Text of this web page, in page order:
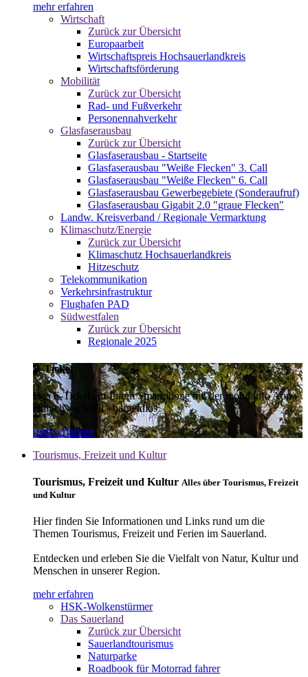
mehr erfahren
Wirtschaft
Zurück zur Übersicht
Europaarbeit
Wirtschaftspreis Hochsauerlandkreis
Wirtschaftsförderung
Mobilität
Zurück zur Übersicht
Rad- und Fußverkehr
Personennahverkehr
Glasfaserausbau
Zurück zur Übersicht
Glasfaserausbau - Startseite
Glasfaserausbau "Weiße Flecken" 3. Call
Glasfaserausbau "Weiße Flecken" 6. Call
Glasfaserausbau Gewerbegebiete (Sonderaufruf)
Glasfaserausbau Gigabit 2.0 "graue Flecken"
Landw. Kreisverband / Regionale Vermarktung
Klimaschutz/Energie
Zurück zur Übersicht
Klimaschutz Hochsauerlandkreis
Hitzeschutz
Telekommunikation
Verkehrsinfrastruktur
Flughafen PAD
Südwestfalen
Zurück zur Übersicht
Regionale 2025
E-Ticket
Das E-Ticket auf Ihrem Smartphone mit der mobil info App -
einfach - schnell - bargeldlos
mehr erfahren
Tourismus, Freizeit und Kultur
Tourismus, Freizeit und Kultur Alles über Tourismus, Freizeit
und Kultur
Hier finden Sie Informationen und Links rund um die
Themen Tourismus, Freizeit und Ferien im Sauerland.
Entdecken und erleben Sie die Vielfalt von Natur, Kultur und
Menschen in unserer Region.
mehr erfahren
HSK-Wolkenstürmer
Das Sauerland
Zurück zur Übersicht
Sauerlandtourismus
Naturparke
Roadbook für Motorrad fahrer